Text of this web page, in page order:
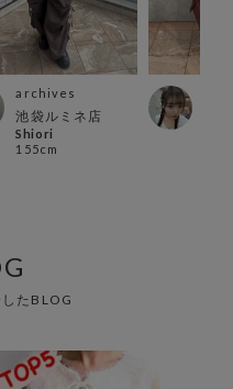
archives
池袋ルミネ店
Shiori
155cm
たBLOG